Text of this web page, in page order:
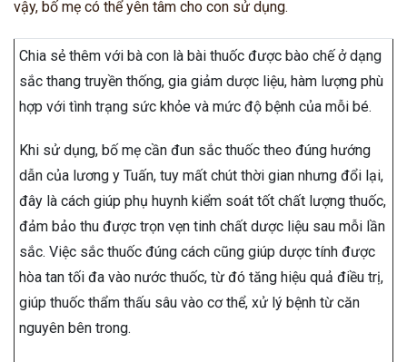
vậy, bố mẹ có thể yên tâm cho con sử dụng.
Chia sẻ thêm với bà con là bài thuốc được bào chế ở dạng
sắc thang truyền thống, gia giảm dược liệu, hàm lượng phù
hợp với tình trạng sức khỏe và mức độ bệnh của mỗi bé.
Khi sử dụng, bố mẹ cần đun sắc thuốc theo đúng hướng
dẫn của lương y Tuấn, tuy mất chút thời gian nhưng đổi lại,
đây là cách giúp phụ huynh kiểm soát tốt chất lượng thuốc,
đảm bảo thu được trọn vẹn tinh chất dược liệu sau mỗi lần
sắc. Việc sắc thuốc đúng cách cũng giúp dược tính được
hòa tan tối đa vào nước thuốc, từ đó tăng hiệu quả điều trị,
giúp thuốc thẩm thấu sâu vào cơ thể, xử lý bệnh từ căn
nguyên bên trong.